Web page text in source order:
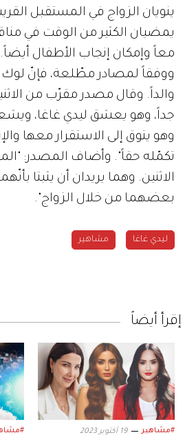
ينويان الزواج في المستقبل
يمضيان الكثير من الوقت في
معاً وإمكان إنجاب الأطفال أيضاً.
ووفقاً لمصادر مطّلعة، فإنّ لوك
والداً. وقال مصدر مقرّب من
جداً، وهو يعشق ليدي غاغا،
وهو يتوق إلى الاستقرار معها
تكمّله حقاً". وأضاف المصدر:
الاثنين. وهما يريدان أن يثبتا
بعضهما من خلال الزواج".
ليدي غاغا مشاهير
إقرأ أيضاً
#مشاهير 19 أكتوبر 2023